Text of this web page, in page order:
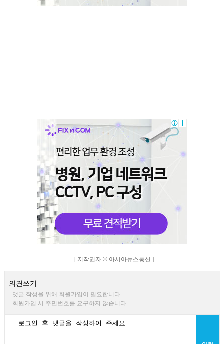
[ 저작권자 © 아시아뉴스통신 ]
의견쓰기
댓글 작성을 위해 회원가입이 필요합니다.
회원가입 시 주민번호를 요구하지 않습니다.